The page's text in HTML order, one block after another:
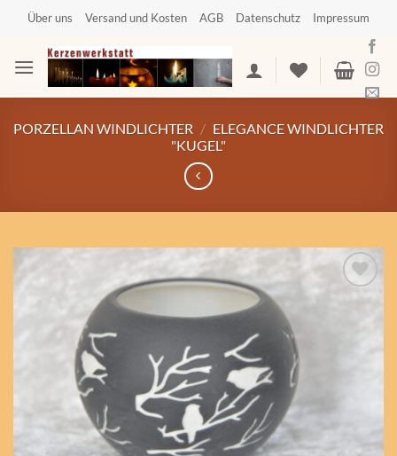
springen
Über uns Versand und Kosten AGB Datenschutz Impressum
PORZELLAN WINDLICHTER / ELEGANCE WINDLICHTER
"KUGEL"
Auf die